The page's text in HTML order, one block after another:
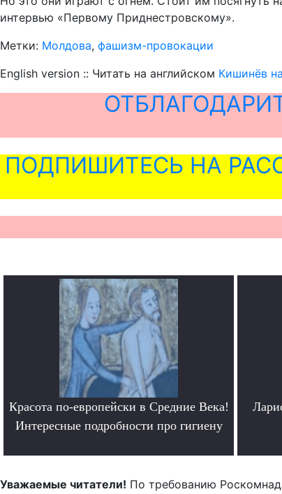
интервью «Первому Приднестровскому».
Метки: Молдова, фашизм-провокации
English version :: Читать на английском Кишинёв
ПОДПИШИТЕСЬ НА
Красота по-европейски в Средние Века!
Интересные подробности про гигиену
Уважаемые читатели! По требованию